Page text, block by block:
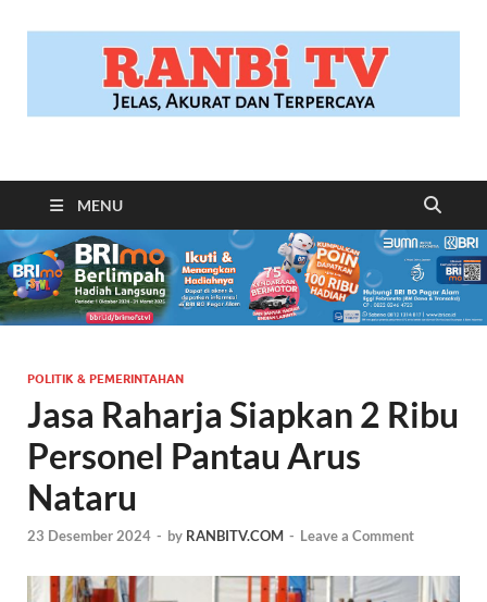
RANBITV.COM
MENU
POLITIK & PEMERINTAHAN
Jasa Raharja Siapkan 2 Ribu
Personel Pantau Arus
Nataru
23 Desember 2024 - by RANBITV.COM - Leave a Comment